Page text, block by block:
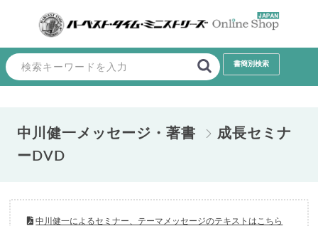
中川健一メッセージ・著書
成長セミナ
ーDVD
中川健一によるセミナー、テーマメッセージのテキストはこちら